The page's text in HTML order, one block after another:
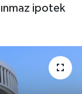
ipotek